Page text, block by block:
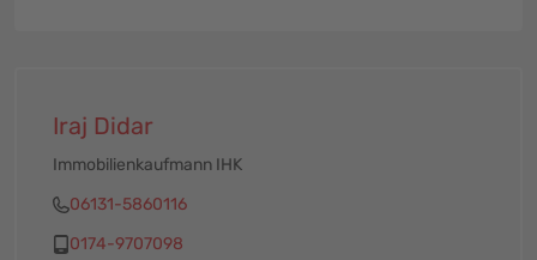
Iraj Didar
Immobilienkaufmann IHK
06131-5860116
0174-9707098